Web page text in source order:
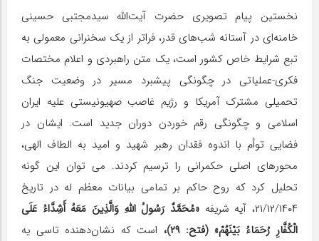
نخستین پیام تصویری حضرت آیت‌الله سیدمجتبی حسینی
خامنه‌ای در آستانه شب‌های قدر، فراتر از یک سخنرانی معمولی به
تبع شرایط خاص کشور است، یک متن راهبردی و اعلام مختصات
فکری-عملیاتی در چگونگی پیشبرد مسیر در وضعیت جنگ
تحمیلی مشترک آمریکا و رژیم غاصب صهیونیستی علیه ایران
اسلامی و چگونگی رقم خوردن دوران جدید است. ایشان در
فضایی توأم با اندوه فقدان رهبر شهید و امید به الطاف الهی،
محورهای اصلی حکمرانی را ترسیم کردند. می توان این گونه
تحلیل کرد که روح حاکم بر تمامی بیانات معظم له در تاریخ
۲۱/۱۲/۱۴۰۴، آیه شریفه
«مُحَمَّدٌ رَسُولُ اللَّهِ وَالَّذِینَ مَعَهُ أَشِدَّاءُ عَلَی
الْکُفَّارِ رُحَمَاءُ بَیْنَهُمْ» (فتح: ۲۹)،
است که نشان‌دهنده تاسی یه